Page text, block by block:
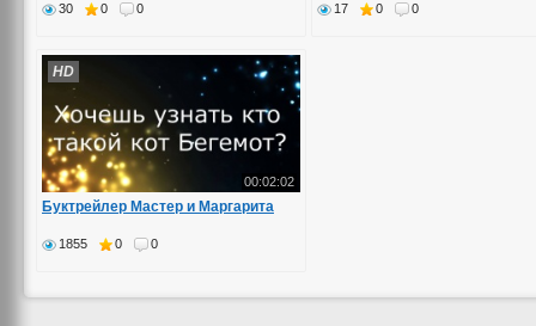
30 0 0 17 0 0
00:02:02
HD
Буктрейлер Мастер и Маргарита
1855 0 0